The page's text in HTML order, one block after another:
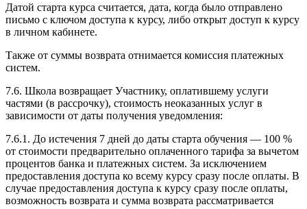
Датой старта курса считается, дата, когда было отправлено
письмо с ключом доступа к курсу, либо открыт доступ к курсу
в личном кабинете.
Также от суммы возврата отнимается комиссия платежных
систем.
7.6. Школа возвращает Участнику, оплатившему услуги
частями (в рассрочку), стоимость неоказанных услуг в
зависимости от даты получения уведомления:
7.6.1. До истечения 7 дней до даты старта обучения — 100 %
от стоимости предварительно оплаченного тарифа за вычетом
процентов банка и платежных систем. За исключением
предоставления доступа ко всему курсу сразу после оплаты. В
случае предоставления доступа к курсу сразу после оплаты,
возможность возврата и сумма возврата рассматривается